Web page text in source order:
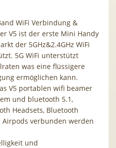
WiFi Verbindung &
V5 ist der erste Mini Handy
der 5GHz&2.4GHz WiFi
5G WiFi unterstützt
was eine flüssigere
ermöglichen kann.
V5 portablen wifi beamer
und bluetooth 5.1,
Headsets, Bluetooth
verbunden werden
und